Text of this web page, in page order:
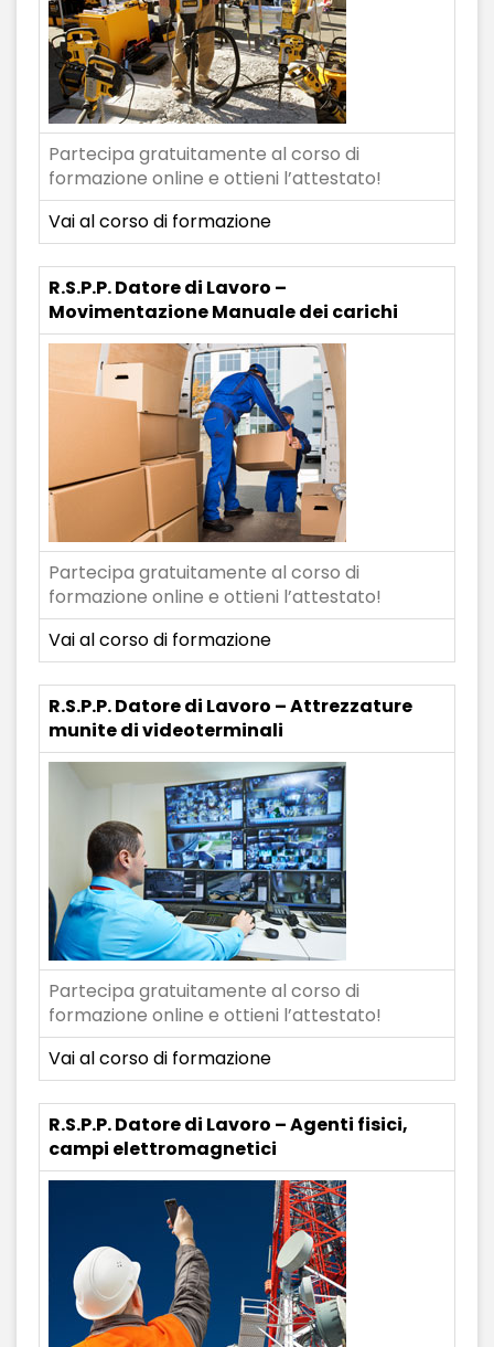
Partecipa gratuitamente al corso di
formazione online e ottieni l’attestato!
Vai al corso di formazione
R.S.P.P. Datore di Lavoro –
Movimentazione Manuale dei carichi
Partecipa gratuitamente al corso di
formazione online e ottieni l’attestato!
Vai al corso di formazione
R.S.P.P. Datore di Lavoro – Attrezzature
munite di videoterminali
Partecipa gratuitamente al corso di
formazione online e ottieni l’attestato!
Vai al corso di formazione
R.S.P.P. Datore di Lavoro – Agenti fisici,
campi elettromagnetici